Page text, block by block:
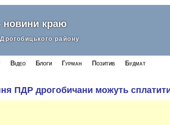
краю
району
Відео Блоги Гурман Позитив Будмат
ПДР дрогобичани можуть